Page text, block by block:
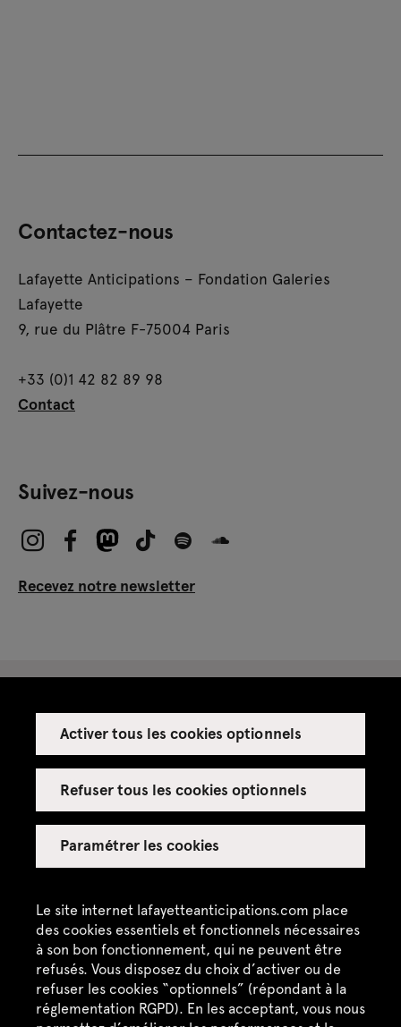
Le site internet lafayetteanticipations.com place
des cookies essentiels et fonctionnels nécessaires
à son bon fonctionnement, qui ne peuvent être
refusés. Vous disposez du choix d’activer ou de
refuser les cookies “optionnels” (répondant à la
réglementation RGPD). En les acceptant, vous nous
Activer tous les cookies optionnels
Refuser tous les cookies optionnels
Paramétrer les cookies
Contactez-nous
Lafayette Anticipations – Fondation Galeries
Lafayette
9, rue du Plâtre F-75004 Paris
+33 (0)1 42 82 89 98
Contact
Suivez-nous
Recevez notre newsletter
Espace presse
Espace enseignant·es
Espace privatisations
Crédits
Mentions légales
Politique de confidentialité
CGU / CGV
Plan du site